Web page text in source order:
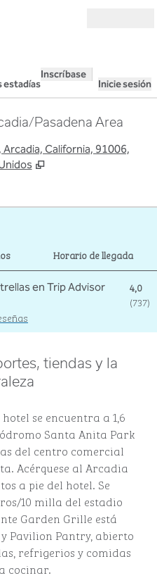
estadías
Inscríbase
Inicie sesión
Pasadena Area
California, 91006,
Horario de llegada
4,0
(737)
tiendas y la
se encuentra a 1,6
Santa Anita Park
del centro comercial
Acérquese al Arcadia
a pie del hotel. Se
10 milla del estadio
Garden Grille está
Pavilion Pantry, abierto
refrigerios y comidas
cocinar.